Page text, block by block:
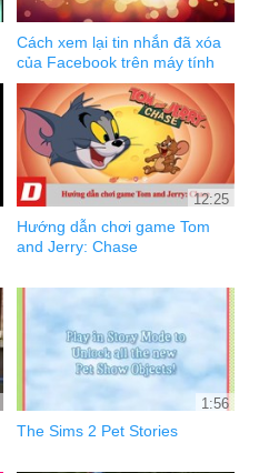
Cách xem lại tin nhắn đã xóa
của Facebook trên máy tính
12:25
Hướng dẫn chơi game Tom
and Jerry: Chase
1:56
The Sims 2 Pet Stories